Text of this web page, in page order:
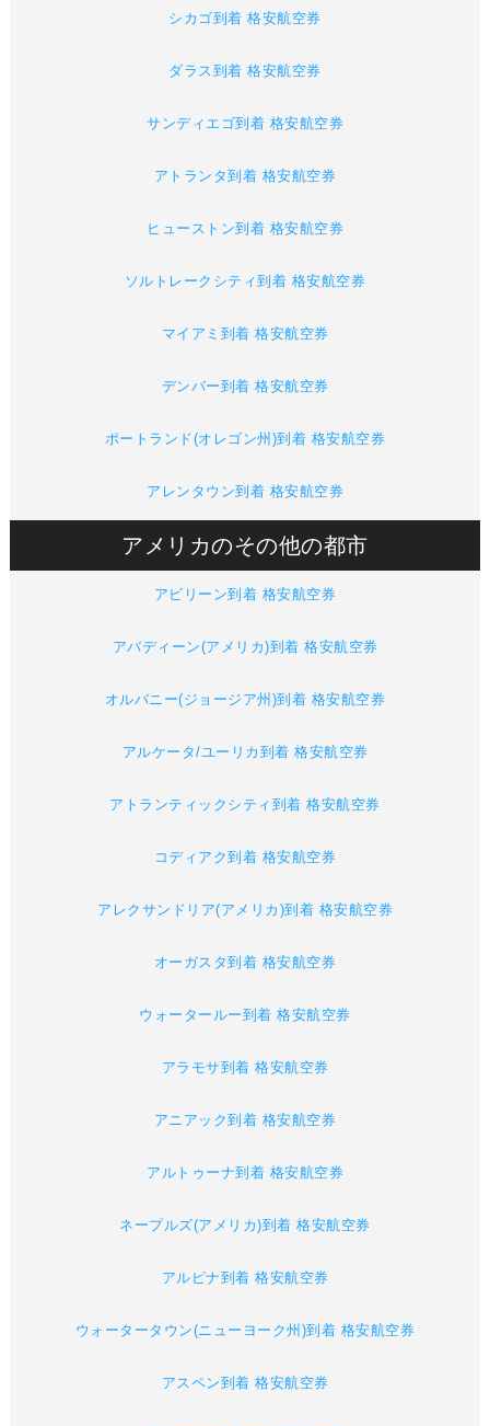
シカゴ到着 格安航空券
ダラス到着 格安航空券
サンディエゴ到着 格安航空券
アトランタ到着 格安航空券
ヒューストン到着 格安航空券
ソルトレークシティ到着 格安航空券
マイアミ到着 格安航空券
デンバー到着 格安航空券
ポートランド(オレゴン州)到着 格安航空券
アレンタウン到着 格安航空券
アメリカのその他の都市
アビリーン到着 格安航空券
アバディーン(アメリカ)到着 格安航空券
オルバニー(ジョージア州)到着 格安航空券
アルケータ/ユーリカ到着 格安航空券
アトランティックシティ到着 格安航空券
コディアク到着 格安航空券
アレクサンドリア(アメリカ)到着 格安航空券
オーガスタ到着 格安航空券
ウォータールー到着 格安航空券
アラモサ到着 格安航空券
アニアック到着 格安航空券
アルトゥーナ到着 格安航空券
ネープルズ(アメリカ)到着 格安航空券
アルピナ到着 格安航空券
ウォータータウン(ニューヨーク州)到着 格安航空券
アスペン到着 格安航空券